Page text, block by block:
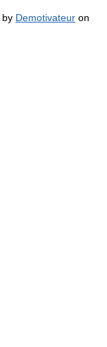
by Demotivateur on